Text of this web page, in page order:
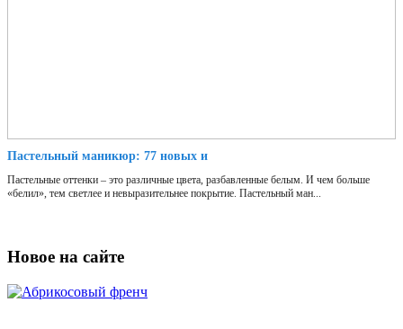
Пастельный маникюр: 77 новых и
Пастельные оттенки – это различные цвета, разбавленные белым. И чем больше
«белил», тем светлее и невыразительнее покрытие. Пастельный ман...
Новое на сайте